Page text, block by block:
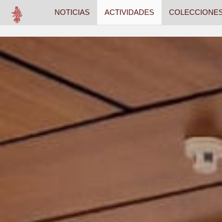
NOTICIAS ACTIVIDADES